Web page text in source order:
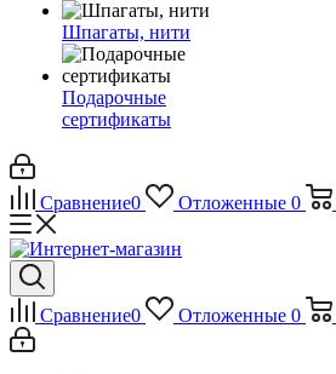
Шпагаты, нити
Подарочные
сертификаты
Сравнение0 Отложенные 0
Сравнение0 Отложенные 0